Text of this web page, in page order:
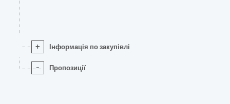
+ Інформація по закупівлі
- Пропозиції